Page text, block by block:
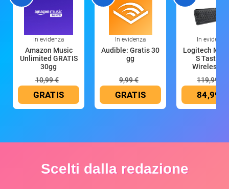
In evidenza
Amazon Music
Unlimited GRATIS
30gg
10,99 €
GRATIS
In evidenza
Audible: Gratis 30
gg
9,99 €
GRATIS
In evidenza
Logitech MX
S Tastiera
Wireless
119,99 €
84,99 €
Scelti dalla redazione